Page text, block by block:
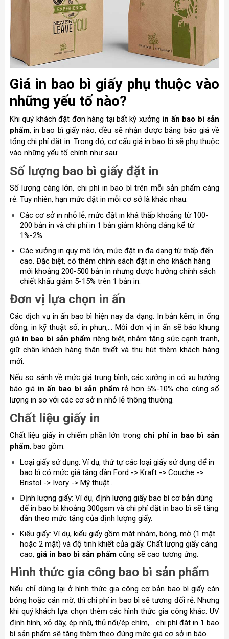
Giá in bao bì giấy phụ thuộc vào
những yếu tố nào?
Khi quý khách đặt đơn hàng tại bất kỳ xưởng in ấn bao bì sản
phẩm, in bao bì giấy nào, đều sẽ nhận được bảng báo giá về
tổng chi phí đặt in. Trong đó, cơ cấu giá in bao bì sẽ phụ thuộc
vào những yếu tố chính như sau:
Số lượng bao bì giấy đặt in
Số lượng càng lớn, chi phí in bao bì trên mỗi sản phẩm càng
rẻ. Tuy nhiên, hạn mức đặt in mỗi cơ sở là khác nhau:
Các cơ sở in nhỏ lẻ, mức đặt in khá thấp khoảng từ 100-
200 bản in và chi phí in 1 bản giảm không đáng kể từ
1%-2%.
Các xưởng in quy mô lớn, mức đặt in đa dạng từ thấp đến
cao. Đặc biệt, có thêm chính sách đặt in cho khách hàng
mới khoảng 200-500 bản in nhưng được hưởng chính sách
chiết khấu giảm 5-15% trên 1 bản in.
Đơn vị lựa chọn in ấn
Các dịch vụ in ấn bao bì hiện nay đa dạng: In bản kẽm, in ống
đồng, in kỹ thuật số, in phun,... Mỗi đơn vị in ấn sẽ báo khung
giá in bao bì sản phẩm riêng biệt, nhằm tăng sức cạnh tranh,
giữ chân khách hàng thân thiết và thu hút thêm khách hàng
mới.
Nếu so sánh về mức giá trung bình, các xưởng in có xu hướng
báo giá in ấn bao bì sản phẩm rẻ hơn 5%-10% cho cùng số
lượng in so với các cơ sở in nhỏ lẻ thông thường.
Chất liệu giấy in
Chất liệu giấy in chiếm phần lớn trong chi phí in bao bì sản
phẩm, bao gồm:
Loại giấy sử dụng: Ví dụ, thứ tự các loại giấy sử dụng để in
bao bì có mức giá tăng dần Ford -> Kraft -> Couche ->
Bristol -> Ivory -> Mỹ thuật...
Định lượng giấy: Ví dụ, định lượng giấy bao bì cơ bản dùng
để in bao bì khoảng 300gsm và chi phí đặt in bao bì sẽ tăng
dần theo mức tăng của định lượng giấy.
Kiểu giấy: Ví dụ, kiểu giấy gồm mặt nhám, bóng, mờ (1 mặt
hoặc 2 mặt) và độ tinh khiết của giấy. Chất lượng giấy càng
cao, giá in bao bì sản phẩmcũng sẽ cao tương ứng.
Hình thức gia công bao bì sản phẩm
Nếu chỉ dừng lại ở hình thức gia công cơ bản bao bì giấy cán
bóng hoặc cán mờ, thì chi phí in bao bì sẽ tương đối rẻ. Nhưng
khi quý khách lựa chọn thêm các hình thức gia công khác: UV
định hình, xỏ dây, ép nhũ, thủ nổi/ép chìm,... chi phí đặt in 1 bao
bì sản phẩm sẽ tăng thêm theo đúng mức giá cơ sở in báo.